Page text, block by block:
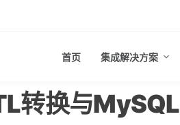
首页 集成解决方案
转换与MySQL